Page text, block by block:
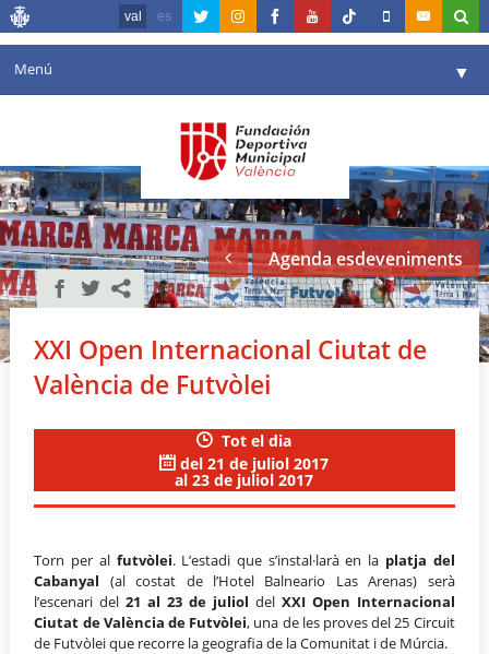
val es
Menú ▼
Agenda
Instal·lacions ▼
Comunicació ▼
València en esport
Portal de Transparència
Agenda esdeveniments
XXI Open Internacional Ciutat de
València de Futvòlei
Tot el dia
del 21 de juliol 2017
al 23 de juliol 2017
Torn per al futvòlei. L’estadi que s’instal·larà en la platja del
Cabanyal (al costat de l’Hotel Balneario Las Arenas) serà
l’escenari del21 al 23 de juliol del XXI Open Internacional
Ciutat de València de Futvòlei, una de les proves del 25 Circuit
de Futvòlei que recorre la geografia de la Comunitat i de Múrcia.